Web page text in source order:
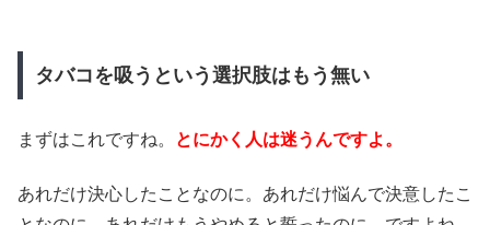
タバコを吸うという選択肢はもう無い
まずはこれですね。 とにかく人は迷うんですよ。
あれだけ決心したことなのに。あれだけ悩んで決意したこ